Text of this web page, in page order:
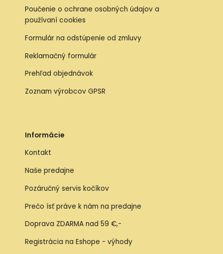
Poučenie o ochrane osobných údajov a
používaní cookies
Formulár na odstúpenie od zmluvy
Reklamačný formulár
Prehľad objednávok
Zoznam výrobcov GPSR
Informácie
Kontakt
Naše predajne
Pozáručný servis kočíkov
Prečo ísť práve k nám na predajne
Doprava ZDARMA nad 59 €,-
Registrácia na Eshope - výhody